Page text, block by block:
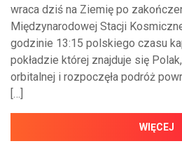
wraca dziś na Ziemię po
Międzynarodowej Stacji
godzinie 13:15 polskiego czasu
pokładzie której znajduje się
orbitalnej i rozpoczęła podróż
[…]
WIĘCEJ